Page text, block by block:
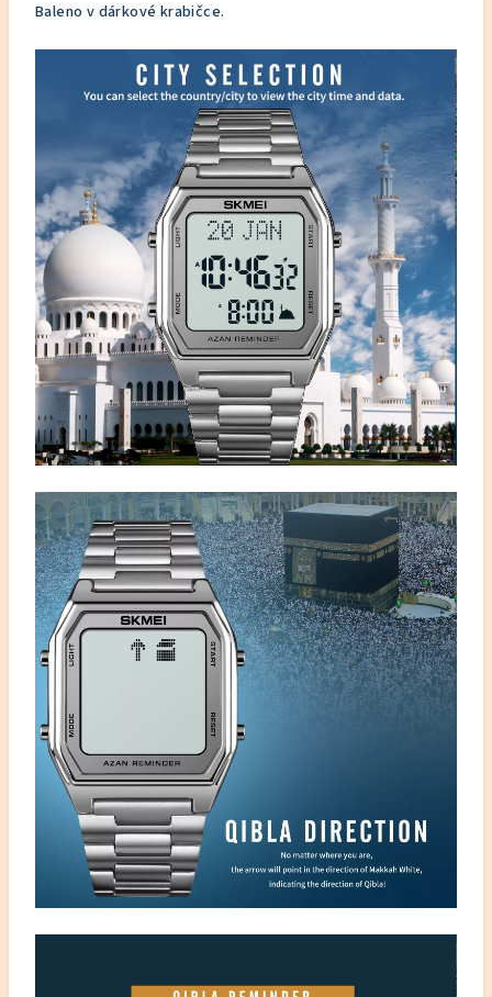
Baleno v dárkové krabičce.